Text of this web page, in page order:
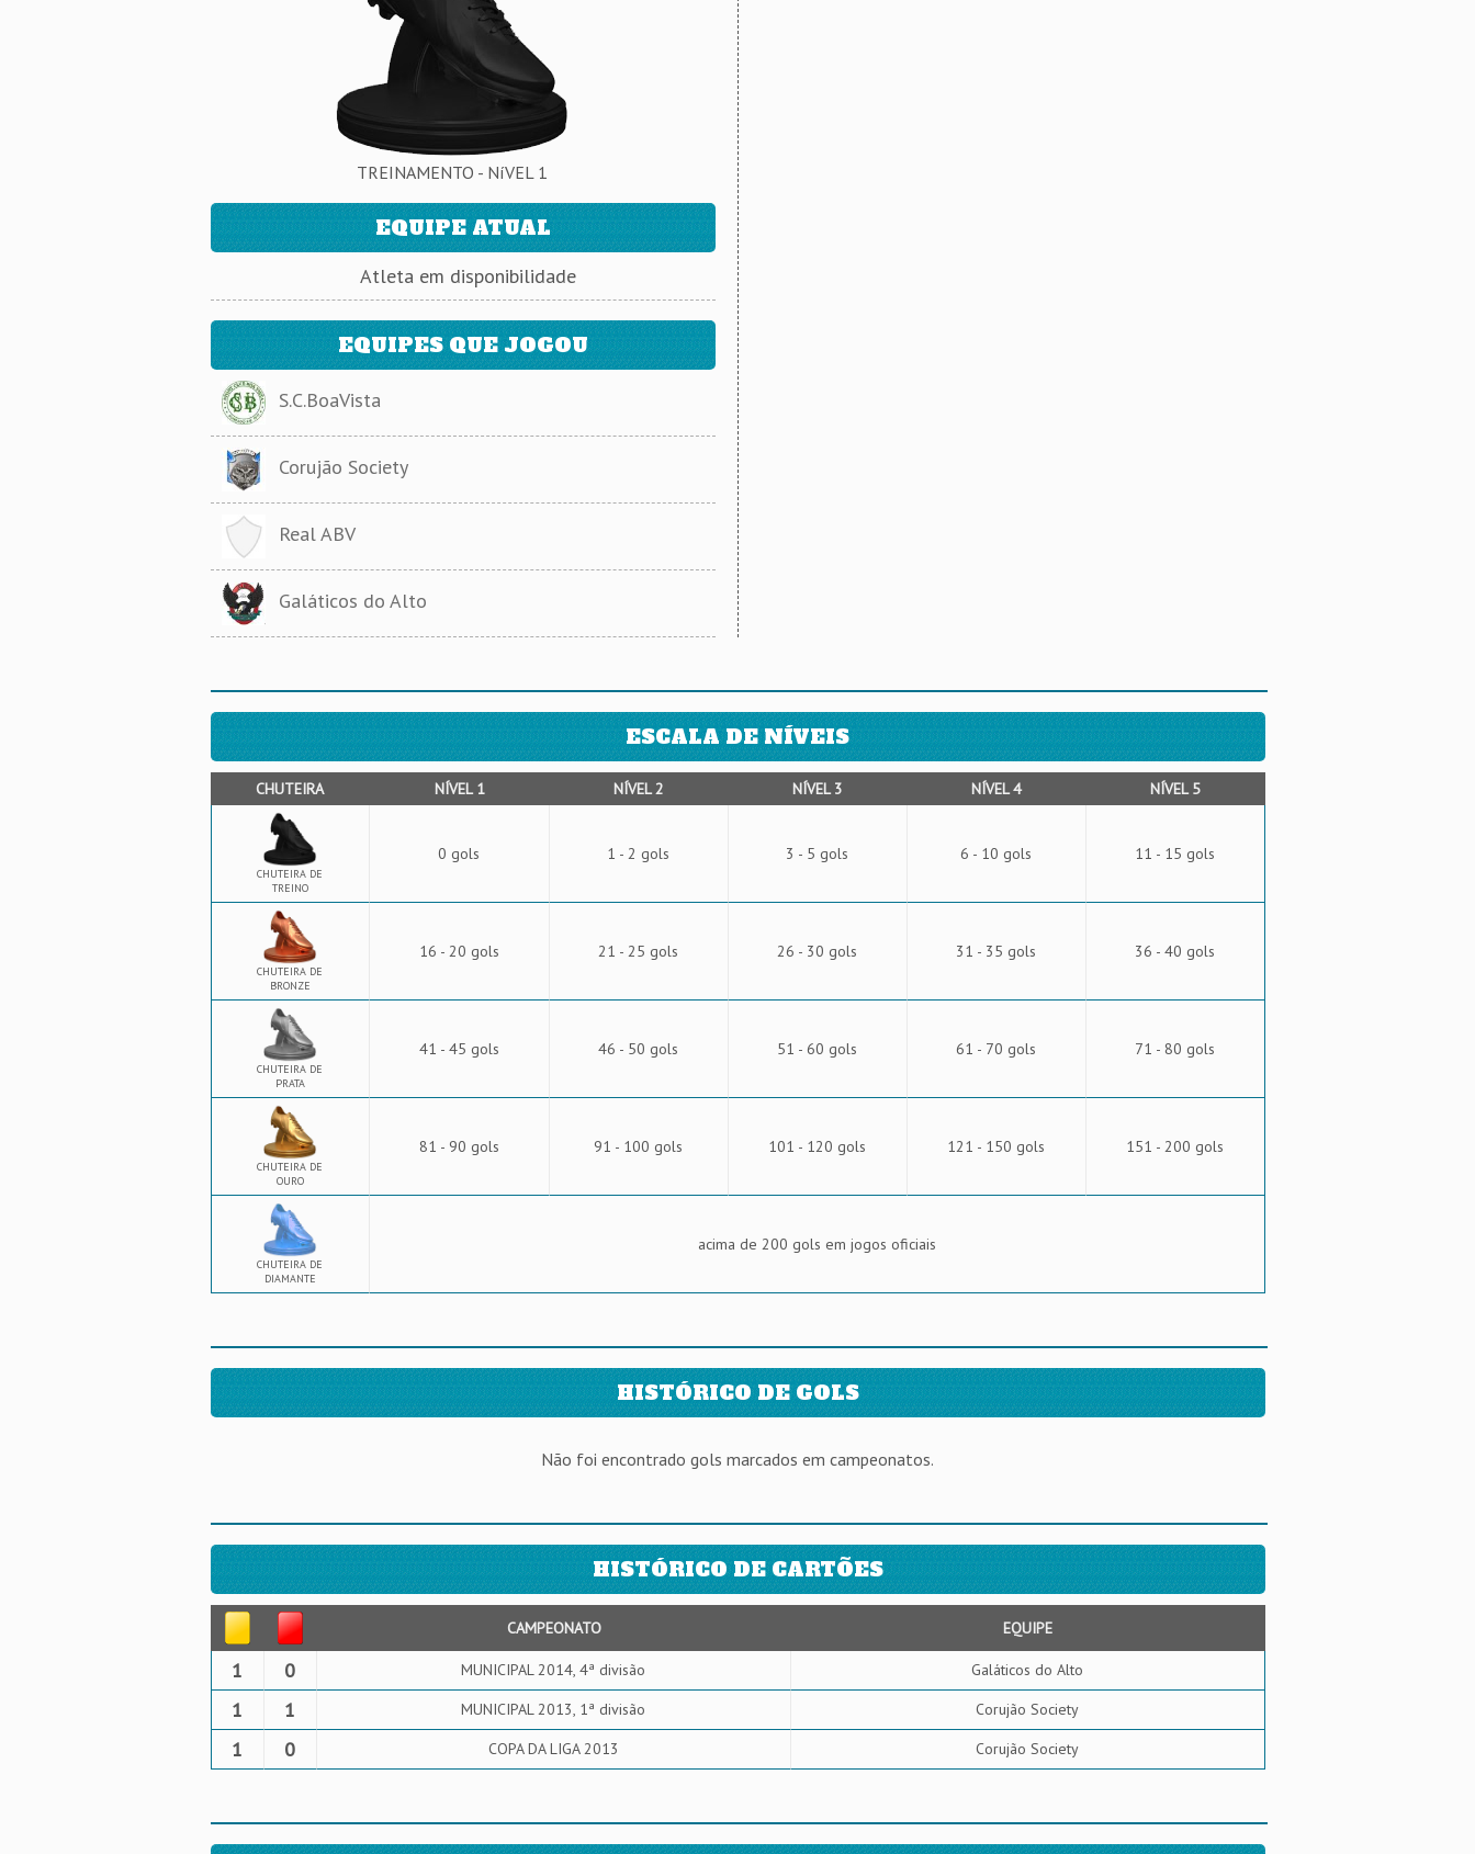
TREINAMENTO - NíVEL 1
EQUIPE ATUAL
Atleta em disponibilidade
EQUIPES QUE JOGOU
S.C.BoaVista
Corujão Society
Real ABV
Galáticos do Alto
ESCALA DE NÍVEIS
CHUTEIRA NÍVEL 1 NÍVEL 2 NÍVEL 3 NÍVEL 4 NÍVEL 5
CHUTEIRA DE
TREINO
0 gols 1 - 2 gols 3 - 5 gols 6 - 10 gols 11 - 15 gols
CHUTEIRA DE
BRONZE
16 - 20 gols 21 - 25 gols 26 - 30 gols 31 - 35 gols 36 - 40 gols
CHUTEIRA DE
PRATA
41 - 45 gols 46 - 50 gols 51 - 60 gols 61 - 70 gols 71 - 80 gols
CHUTEIRA DE
OURO
81 - 90 gols 91 - 100 gols 101 - 120 gols 121 - 150 gols 151 - 200 gols
CHUTEIRA DE
DIAMANTE
acima de 200 gols em jogos oficiais
HISTÓRICO DE GOLS
Não foi encontrado gols marcados em campeonatos.
HISTÓRICO DE CARTÕES
CAMPEONATO EQUIPE
1 0 MUNICIPAL 2014, 4ª divisão Galáticos do Alto
1 1 MUNICIPAL 2013, 1ª divisão Corujão Society
1 0 COPA DA LIGA 2013 Corujão Society